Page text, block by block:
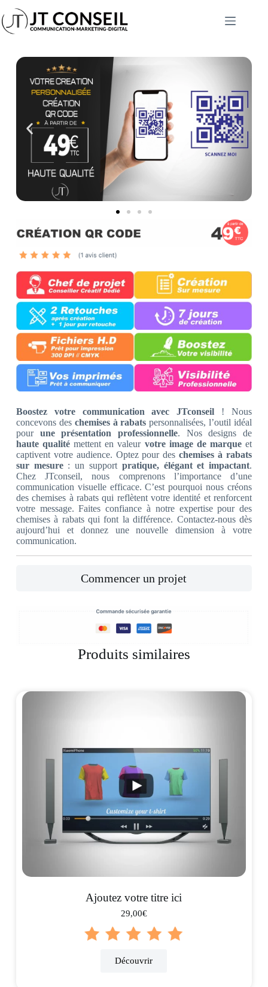
Boostez votre communication avec JTconseil ! Nous
concevons des chemises à rabats personnalisées, l’outil idéal
pour une présentation professionnelle. Nos designs de
haute qualité mettent en valeur votre image de marque et
captivent votre audience. Optez pour deschemises à rabats
sur mesure: un support pratique, élégant et impactant.
Chez JTconseil, nous comprenons l’importance d’une
communication visuelle efficace. C’est pourquoi nous créons
des chemises à rabats qui reflètent votre identité et renforcent
votre message. Faites confiance à notre expertise pour des
chemises à rabats qui font la différence. Contactez-nous dès
aujourd’hui et donnez une nouvelle dimension à votre
communication.
Commencer un projet
Produits similaires
Ajoutez votre titre ici
29,00€
Découvrir